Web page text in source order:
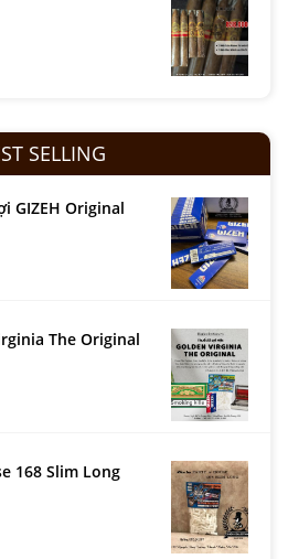
SELLING
GIZEH Original
The Original
168 Slim Long